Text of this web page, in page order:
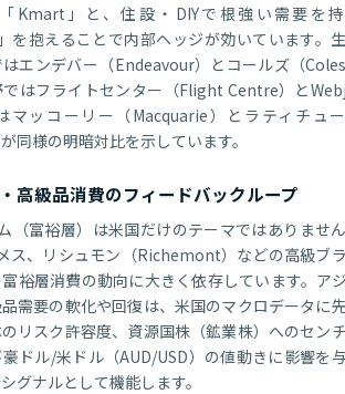
Kmart」と、住設・DIYで根強い需要を
を抱えることで内部ヘッジが効いています。
エンデバー（Endeavour）とコールズ（
ではフライトセンター（Flight Centre）と
マッコーリー（Macquarie）とラティチュ
同様の明暗対比を示しています。
高級品消費のフィードバックループ
（富裕層）は米国だけのテーマではありませ
ス、リシュモン（Richemont）などの高級ブ
富裕層消費の動向に大きく依存しています。ア
需要の軟化や回復は、米国のマクロデータに
リスク許容度、資源国株（鉱業株）へのセン
ドル/米ドル（AUD/USD）の値動きに影響を
グナルとして機能します。